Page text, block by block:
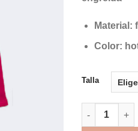
Material:
Color:
Talla
Legging